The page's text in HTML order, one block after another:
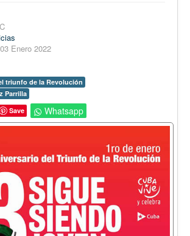
y curiosidades
la historia
Enero 2022
triunfo de la Revolución
Parrilla
Save
Whatsapp